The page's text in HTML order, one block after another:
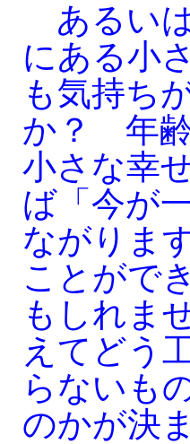
あるい
にある小
も気持ち
か？ 年齢
小さな幸
ば「今が
ながりま
ことがで
もしれま
えてどう
らないも
のかが決